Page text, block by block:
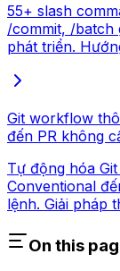
55+ slash
/commit, /batch
phát triển.
Git workflow
đến PR không
Tự động hóa
Conventional
lệnh. Giải pháp
On this